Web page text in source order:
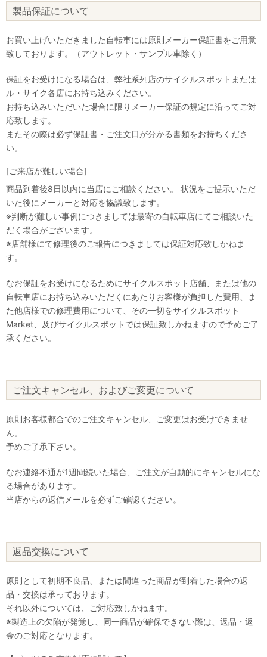
製品保証について
お買い上げいただきました自転車には原則メーカー保証書をご用意
致しております。（アウトレット・サンプル車除く）
保証をお受けになる場合は、弊社系列店のサイクルスポットまたは
ル・サイク各店にお持ち込みください。
お持ち込みいただいた場合に限りメーカー保証の規定に沿ってご対
応致します。
またその際は必ず保証書・ご注文日が分かる書類をお持ちくださ
い。
[ご来店が難しい場合]
商品到着後8日以内に当店にご相談ください。 状況をご提示いただ
いた後にメーカーと対応を協議致します。
※判断が難しい事例につきましては最寄の自転車店にてご相談いた
だく場合がございます。
※店舗様にて修理後のご報告につきましては保証対応致しかねま
す。
なお保証をお受けになるためにサイクルスポット店舗、または他の
自転車店にお持ち込みいただくにあたりお客様が負担した費用、ま
た他店様での修理費用について、その一切をサイクルスポット
Market、及びサイクルスポットでは保証致しかねますので予めご了
承ください。
ご注文キャンセル、およびご変更について
原則お客様都合でのご注文キャンセル、ご変更はお受けできませ
ん。
予めご了承下さい。
なお連絡不通が1週間続いた場合、ご注文が自動的にキャンセルにな
る場合があります。
当店からの返信メールを必ずご確認ください。
返品交換について
原則として初期不良品、または間違った商品が到着した場合の返
品・交換は承っております。
それ以外については、ご対応致しかねます。
※製造上の欠陥が発覚し、同一商品が確保できない際は、返品・返
金のご対応となります。